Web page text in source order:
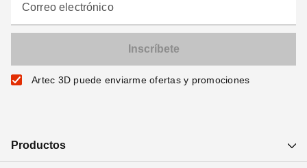
Correo electrónico
Artec 3D puede enviarme ofertas y promociones
Productos